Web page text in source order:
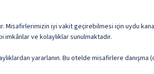
iyi vakit geçirebilmesi için uydu
ve kolaylıklar sunulmaktadır.
yararlanın. Bu otelde misafirlere